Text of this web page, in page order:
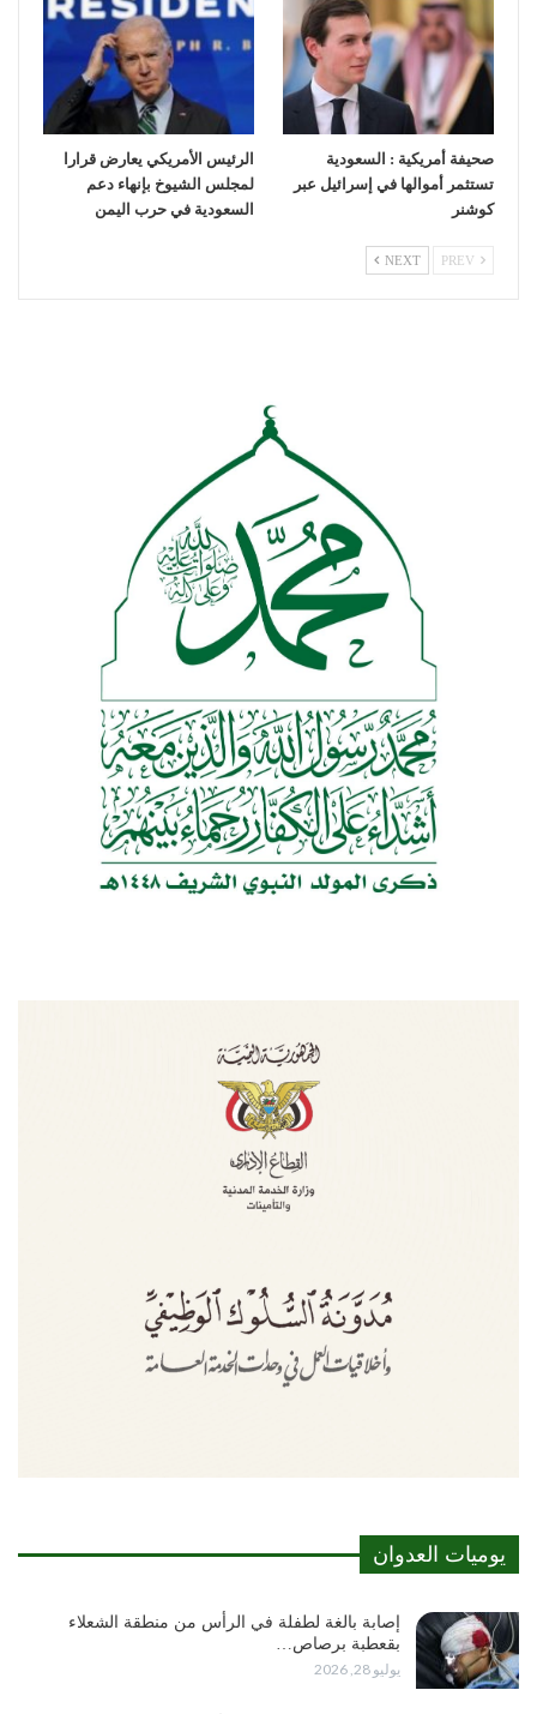
صحيفة أمريكية : السعودية
تستثمر أموالها في إسرائيل عبر
كوشنر
الرئيس الأمريكي يعارض قرارا
لمجلس الشيوخ بإنهاء دعم
السعودية في حرب اليمن
NEXT
يوميات العدوان
إصابة بالغة لطفلة في الرأس من منطقة الشعلاء
بقعطبة برصاص…
يوليو 28, 2026